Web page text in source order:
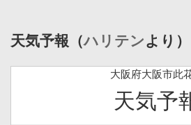
天気予報（ハリテンより）
大阪府大阪市此
天気予